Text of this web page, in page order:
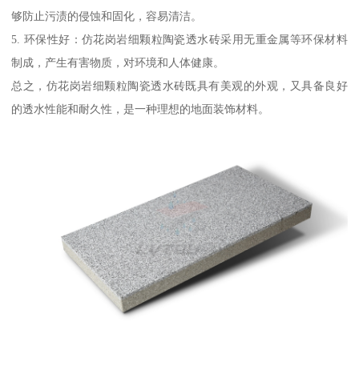
够防止污渍的侵蚀和固化，容易清洁。
5. 环保性好：仿花岗岩细颗粒陶瓷透水砖采用无重金属等环保材料
制成，产生有害物质，对环境和人体健康。
总之，仿花岗岩细颗粒陶瓷透水砖既具有美观的外观，又具备良好
的透水性能和耐久性，是一种理想的地面装饰材料。